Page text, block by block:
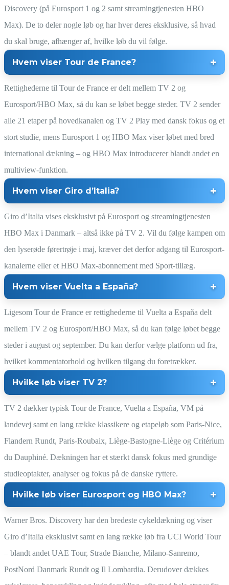
Discovery (på Eurosport 1 og 2 samt streamingtjenesten HBO
Max). De to deler nogle løb og har hver deres eksklusive, så hvad
du skal bruge, afhænger af, hvilke løb du vil følge.
Hvem viser Tour de France?
Rettighederne til Tour de France er delt mellem TV 2 og
Eurosport/HBO Max, så du kan se løbet begge steder. TV 2 sender
alle 21 etaper på hovedkanalen og TV 2 Play med dansk fokus og et
stort studie, mens Eurosport 1 og HBO Max viser løbet med bred
international dækning – og HBO Max introducerer blandt andet en
multiview-funktion.
Hvem viser Giro d’Italia?
Giro d’Italia vises eksklusivt på Eurosport og streamingtjenesten
HBO Max i Danmark – altså ikke på TV 2. Vil du følge kampen om
den lyserøde førertrøje i maj, kræver det derfor adgang til Eurosport-
kanalerne eller et HBO Max-abonnement med Sport-tillæg.
Hvem viser Vuelta a España?
Ligesom Tour de France er rettighederne til Vuelta a España delt
mellem TV 2 og Eurosport/HBO Max, så du kan følge løbet begge
steder i august og september. Du kan derfor vælge platform ud fra,
hvilket kommentatorhold og hvilken tilgang du foretrækker.
Hvilke løb viser TV 2?
TV 2 dækker typisk Tour de France, Vuelta a España, VM på
landevej samt en lang række klassikere og etapeløb som Paris-Nice,
Flandern Rundt, Paris-Roubaix, Liège-Bastogne-Liège og Critérium
du Dauphiné. Dækningen har et stærkt dansk fokus med grundige
studieoptakter, analyser og fokus på de danske ryttere.
Hvilke løb viser Eurosport og HBO Max?
Warner Bros. Discovery har den bredeste cykeldækning og viser
Giro d’Italia eksklusivt samt en lang række løb fra UCI World Tour
– blandt andet UAE Tour, Strade Bianche, Milano-Sanremo,
PostNord Danmark Rundt og Il Lombardia. Derudover dækkes